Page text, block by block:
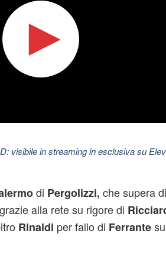
visibile in streaming in esclusiva su
di Pergolizzi, che supera di
grazie alla rete su rigore di
Rinaldi per fallo di Ferrantesu